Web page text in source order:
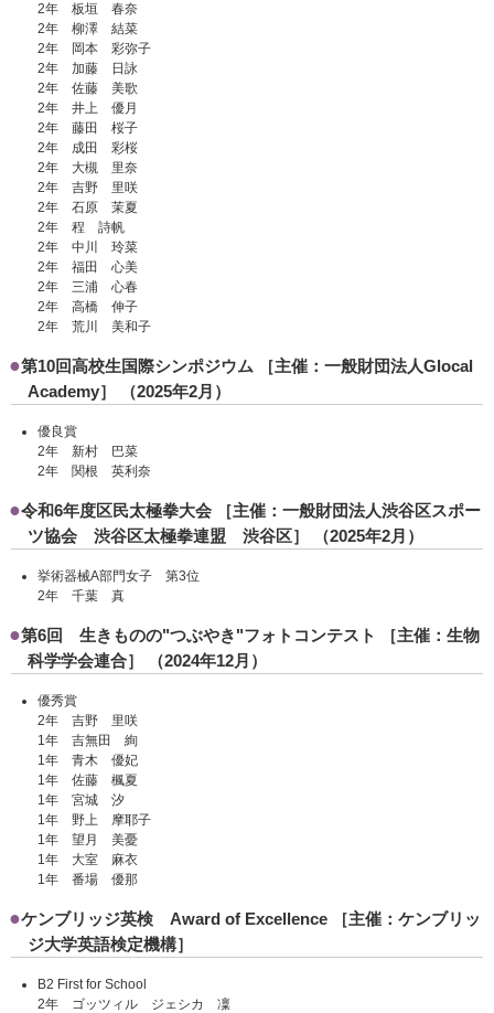
2年 板垣 春奈
2年 柳澤 結菜
2年 岡本 彩弥子
2年 加藤 日詠
2年 佐藤 美歌
2年 井上 優月
2年 藤田 桜子
2年 成田 彩桜
2年 大槻 里奈
2年 吉野 里咲
2年 石原 茉夏
2年 程 詩帆
2年 中川 玲菜
2年 福田 心美
2年 三浦 心春
2年 高橋 伸子
2年 荒川 美和子
第10回高校生国際シンポジウム ［主催：一般財団法人Glocal
Academy］ （2025年2月）
優良賞
2年 新村 巴菜
2年 関根 英利奈
令和6年度区民太極拳大会 ［主催：一般財団法人渋谷区スポー
ツ協会 渋谷区太極拳連盟 渋谷区］ （2025年2月）
挙術器械A部門女子 第3位
2年 千葉 真
第6回 生きものの"つぶやき"フォトコンテスト ［主催：生物
科学学会連合］ （2024年12月）
優秀賞
2年 吉野 里咲
1年 吉無田 絢
1年 青木 優妃
1年 佐藤 楓夏
1年 宮城 汐
1年 野上 摩耶子
1年 望月 美憂
1年 大室 麻衣
1年 番場 優那
ケンブリッジ英検 Award of Excellence ［主催：ケンブリッ
ジ大学英語検定機構］
B2 First for School
2年 ゴッツィル ジェシカ 凜